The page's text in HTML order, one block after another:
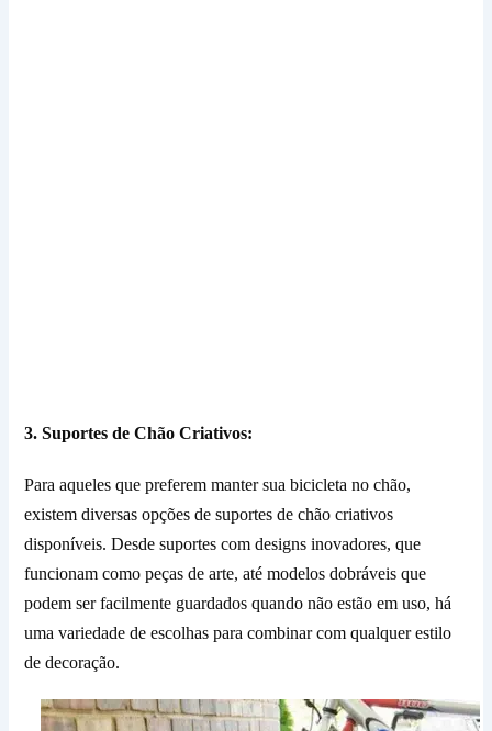
3. Suportes de Chão Criativos:
Para aqueles que preferem manter sua bicicleta no chão,
existem diversas opções de suportes de chão criativos
disponíveis. Desde suportes com designs inovadores, que
funcionam como peças de arte, até modelos dobráveis que
podem ser facilmente guardados quando não estão em uso, há
uma variedade de escolhas para combinar com qualquer estilo
de decoração.